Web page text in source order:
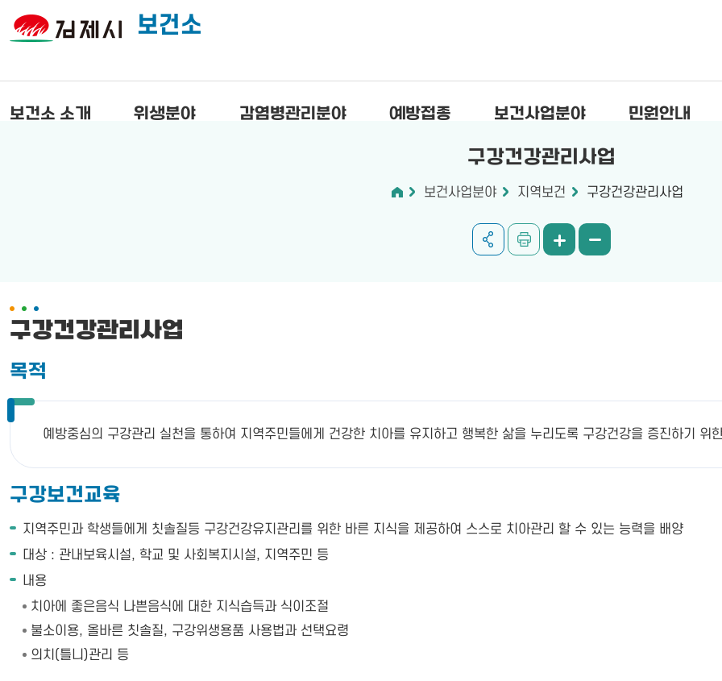
보건소
보건소 소개 위생분야 감염병관리분야 예방접종 보건사업분야 민원안내
구강건강관리사업
보건사업분야 지역보건 구강건강관리사업
구강건강관리사업
목적
예방중심의 구강관리 실천을 통하여 지역주민들에게 건강한 치아를 유지하고 행복한 삶을 누리도록 구강건강을 증진하기 위
구강보건교육
지역주민과 학생들에게 칫솔질등 구강건강유지관리를 위한 바른 지식을 제공하여 스스로 치아관리 할 수 있는 능력을 배양
대상 : 관내보육시설, 학교 및 사회복지시설, 지역주민 등
내용
치아에 좋은음식 나쁜음식에 대한 지식습득과 식이조절
불소이용, 올바른 칫솔질, 구강위생용품 사용법과 선택요령
의치(틀니)관리 등